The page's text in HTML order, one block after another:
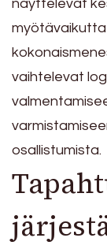
näyttelevät
vaihtelevat
osallistumista.